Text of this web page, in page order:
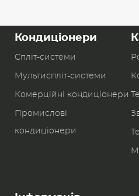
Кондиціонери
Спліт-системи
Мультиспліт-системи
Комерційні кондиціонери
Промислові
кондиціонери